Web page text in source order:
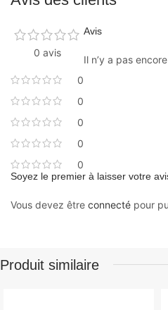
0 avis
0
0
0
0
0
Avis
Il n’y a pas encore
Soyez le premier à laisser votre
Vous devez être connecté pour
Produit similaire